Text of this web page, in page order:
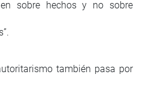
sobre hechos y no sobre
también pasa por